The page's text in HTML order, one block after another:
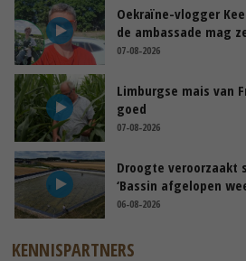
Oekraïne-vlogger
de ambassade mag
07-08-2026
Limburgse mais van
goed
07-08-2026
Droogte veroorzaakt
‘Bassin afgelopen
06-08-2026
KENNISPARTNERS